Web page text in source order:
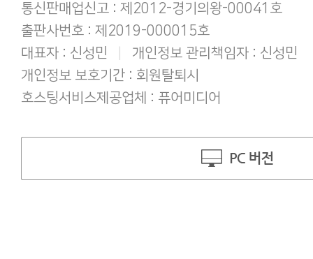
통신판매업신고 : 제2012-경기의왕-00041호
출판사번호 : 제2019-000015호
대표자 : 신성민
개인정보 관리책임자 : 신성민
개인정보 보호기간 : 회원탈퇴시
호스팅서비스제공업체 : 퓨어미디어